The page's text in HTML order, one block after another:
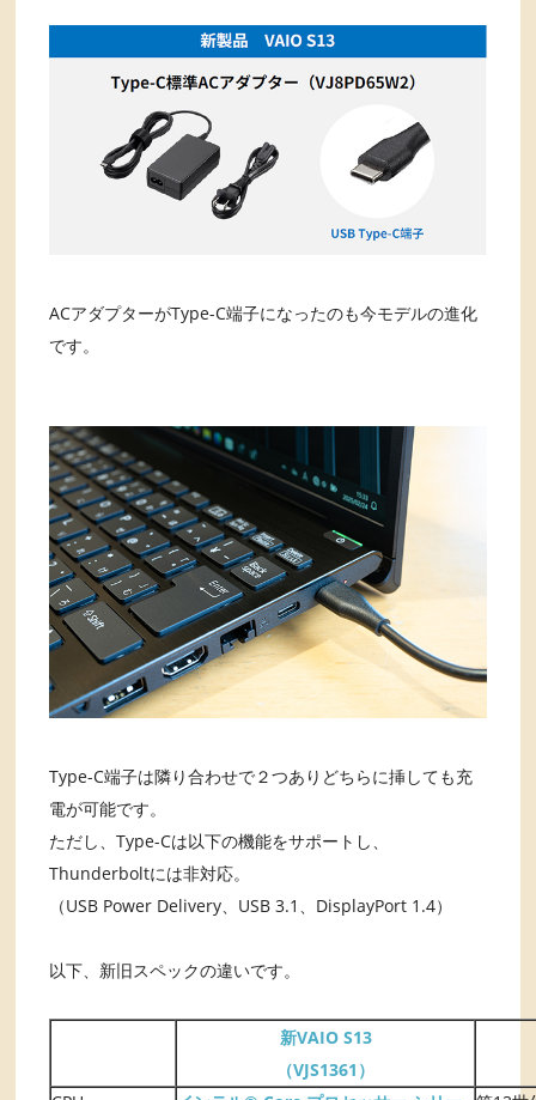
ACアダプターがType-C端子になったのも今モデルの進化
です。
Type-C端子は隣り合わせで２つありどちらに挿しても充
電が可能です。
ただし、Type-Cは以下の機能をサポートし、
Thunderboltには非対応。
（USB Power Delivery、USB 3.1、DisplayPort 1.4）
以下、新旧スペックの違いです。
新VAIO S13
（VJS1361）